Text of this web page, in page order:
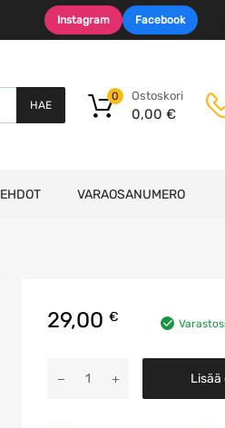
Instagram Facebook
HAE
Ostoskori
0,00 €
0
EHDOT VARAOSANUMERO
29,00 €
kannakerauta
Lisää